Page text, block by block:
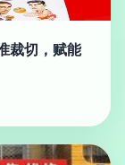
裁切，赋能